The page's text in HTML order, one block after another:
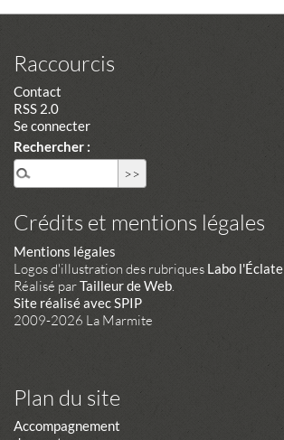
Raccourcis
Contact
RSS 2.0
Se connecter
Rechercher :
Crédits et mentions légales
Mentions légales
Logos d'illustration des rubriques Labo l'Éclate
Réalisé parTailleur de Web
Site réalisé avec SPIP
2009-2026 La Marmite
Plan du site
Accompagnement